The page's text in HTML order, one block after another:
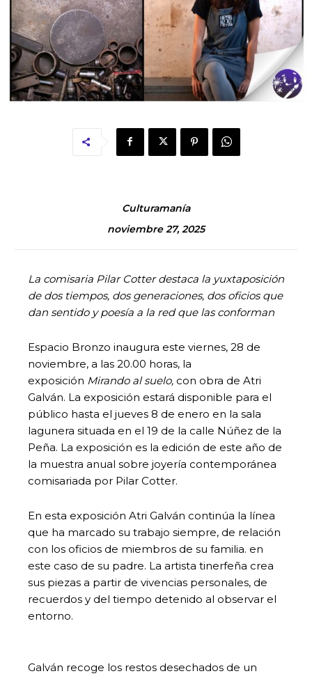
Culturamanía
noviembre 27, 2025
La comisaria Pilar Cotter destaca la yuxtaposición
de dos tiempos, dos generaciones, dos oficios que
dan sentido y poesía a la red que las conforman
Espacio Bronzo inaugura este viernes, 28 de
noviembre, a las 20.00 horas, la
exposición Mirando al suelo, con obra de Atri
Galván. La exposición estará disponible para el
público hasta el jueves 8 de enero en la sala
lagunera situada en el 19 de la calle Núñez de la
Peña. La exposición es la edición de este año de
la muestra anual sobre joyería contemporánea
comisariada por Pilar Cotter.
En esta exposición Atri Galván continúa la línea
que ha marcado su trabajo siempre, de relación
con los oficios de miembros de su familia. en
este caso de su padre. La artista tinerfeña crea
sus piezas a partir de vivencias personales, de
recuerdos y del tiempo detenido al observar el
entorno.
Galván recoge los restos desechados de un